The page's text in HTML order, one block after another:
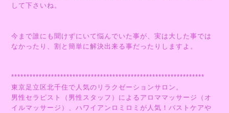
して下さいね。
今まで誰にも聞けずにいて悩んでいた事が、実は大した事では
なかったり、割と簡単に解決出来る事だったりしますよ。
***************************************************************
東京足立区北千住で人気のリラクゼーションサロン。
男性セラピスト（男性スタッフ）によるアロママッサージ（オ
イルマッサージ）、ハワイアンロミロミが人気！バストケアや